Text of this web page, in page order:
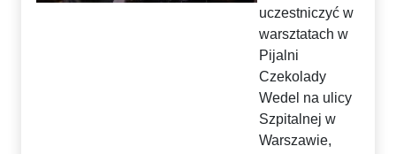
uczestniczyć w
warsztatach w
Pijalni
Czekolady
Wedel na ulicy
Szpitalnej w
Warszawie,